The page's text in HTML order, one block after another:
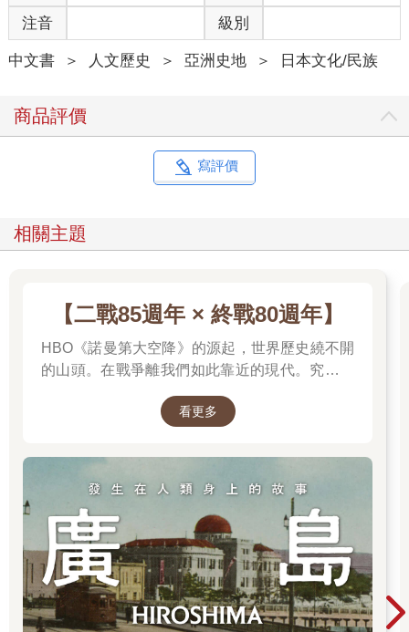
注音 級別
中文書 ＞ 人文歷史 ＞ 亞洲史地 ＞ 日本文化/民族
商品評價
寫評價
相關主題
【二戰85週年 × 終戰80週年】
HBO《諾曼第大空降》的源起，世界歷史繞不開
的山頭。在戰爭離我們如此靠近的現代。究竟是
後、影響至今的軍事衝突？我們站在世界和平的
理由。
看更多